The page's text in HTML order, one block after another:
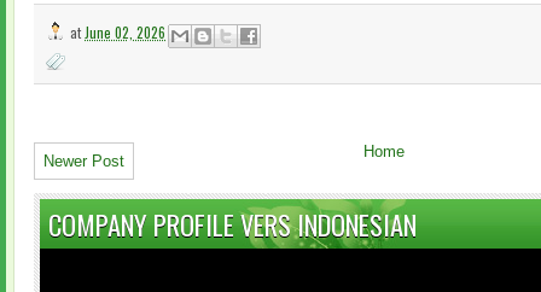
at June 02, 2026
Newer Post
Home
COMPANY PROFILE VERS INDONESIAN